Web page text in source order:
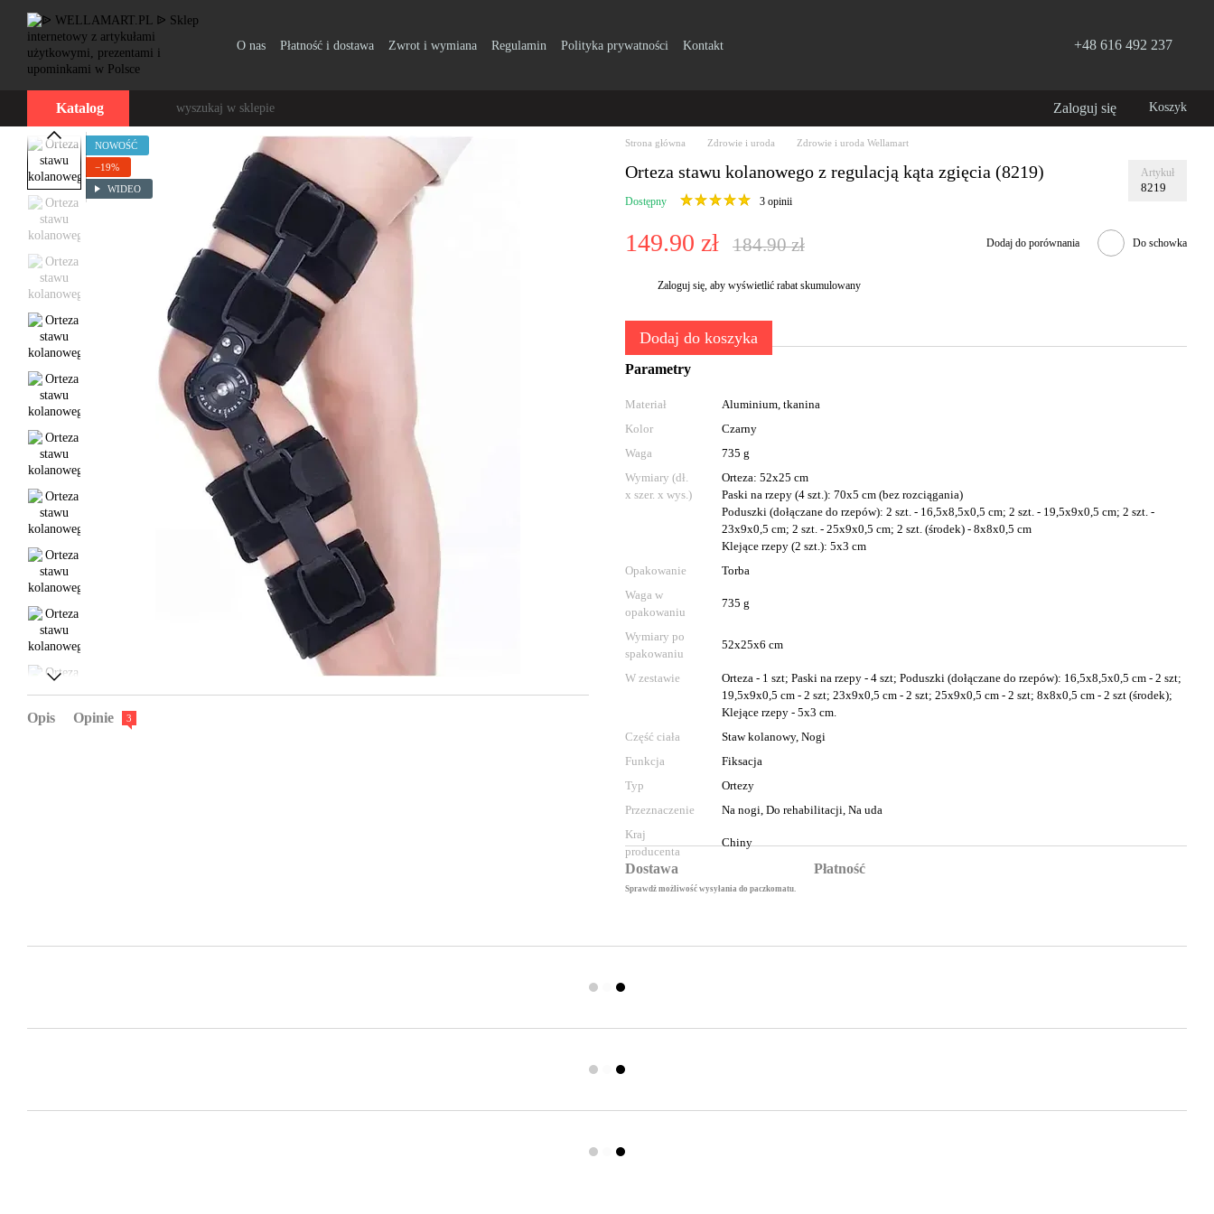
Przejdź do głównej treści
O nas Płatność i dostawa Zwrot i wymiana Regulamin Polityka prywatności Kontakt +48 616 492 237
Katalog Zaloguj się Koszyk
NOWOŚĆ
−19%
WIDEO
Opis Opinie 3
Strona główna Zdrowie i uroda Zdrowie i uroda Wellamart
Orteza stawu kolanowego z regulacją kąta zgięcia (8219) Artykuł
8219
Dostępny 3 opinii
149.90 zł 184.90 zł Dodaj do porównania Do schowka
Zaloguj się , aby wyświetlić rabat skumulowany
Dodaj do koszyka
Parametry
Materiał
Aluminium, tkanina
Kolor
Czarny
Waga
735 g
Wymiary (dł.
x szer. x wys.)
Orteza: 52x25 cm
Paski na rzepy (4 szt.): 70x5 cm (bez rozciągania)
Poduszki (dołączane do rzepów): 2 szt. - 16,5x8,5x0,5 cm; 2 szt. - 19,5x9x0,5 cm; 2 szt. -
23x9x0,5 cm; 2 szt. - 25x9x0,5 cm; 2 szt. (środek) - 8x8x0,5 cm
Klejące rzepy (2 szt.): 5x3 cm
Opakowanie
Torba
Waga w
opakowaniu
735 g
Wymiary po
spakowaniu
52x25x6 cm
W zestawie
Orteza - 1 szt; Paski na rzepy - 4 szt; Poduszki (dołączane do rzepów): 16,5x8,5x0,5 cm - 2 szt;
19,5x9x0,5 cm - 2 szt; 23x9x0,5 cm - 2 szt; 25x9x0,5 cm - 2 szt; 8x8x0,5 cm - 2 szt (środek);
Klejące rzepy - 5x3 cm.
Część ciała
Staw kolanowy, Nogi
Funkcja
Fiksacja
Typ
Ortezy
Przeznaczenie
Na nogi, Do rehabilitacji, Na uda
Kraj
producenta
Chiny
Dostawa
Sprawdż możliwość wysyłania do paczkomatu.
Płatność